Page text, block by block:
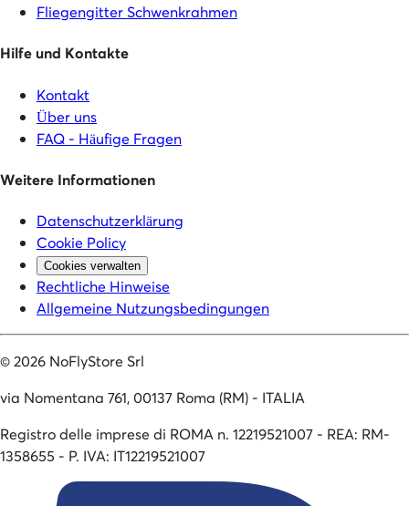
Fliegengitter Schwenkrahmen
Hilfe und Kontakte
Kontakt
Über uns
FAQ - Häufige Fragen
Weitere Informationen
Datenschutzerklärung
Cookie Policy
Cookies verwalten
Rechtliche Hinweise
Allgemeine Nutzungsbedingungen
©2026 NoFlyStore Srl
via Nomentana 761, 00137 Roma (RM) - ITALIA
Registro delle imprese di ROMA n. 12219521007 - REA: RM-
1358655 - P. IVA: IT12219521007